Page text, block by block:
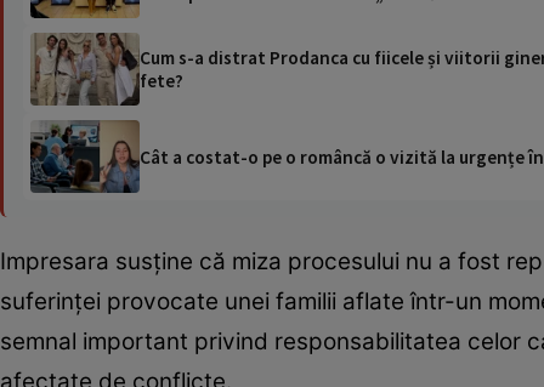
Cum s-a distrat Prodanca cu fiicele și viitorii
fete?
Cât a costat-o pe o româncă o vizită la urgențe
Impresara susține că miza procesului nu a fost
suferinței provocate unei familii aflate într-un
semnal important privind responsabilitatea celor